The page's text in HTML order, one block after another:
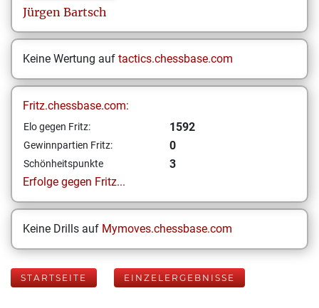
Jürgen Bartsch
Keine Wertung auf tactics.chessbase.com
Fritz.chessbase.com:
Elo gegen Fritz: 1592
Gewinnpartien Fritz: 0
Schönheitspunkte
3
Erfolge gegen Fritz...
Keine Drills auf Mymoves.chessbase.com
STARTSEITE EINZELERGEBNISSE